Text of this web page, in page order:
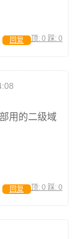
顶: 0 踩: 0
回复
用的二级域
顶: 0 踩: 0
回复